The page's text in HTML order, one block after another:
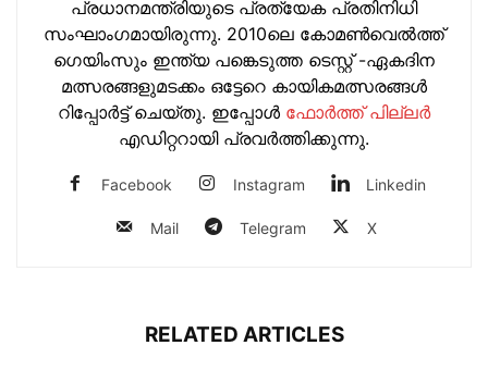
പ്രധാനമന്ത്രിയുടെ പ്രത്യേക പ്രതിനിധി
സംഘാംഗമായിരുന്നു. 2010ലെ കോമണ്‍വെല്‍ത്ത്
ഗെയിംസും ഇന്ത്യ പങ്കെടുത്ത ടെസ്റ്റ് -ഏകദിന
മത്സരങ്ങളുമടക്കം ഒട്ടേറെ കായികമത്സരങ്ങള്‍
റിപ്പോര്‍ട്ട് ചെയ്തു. ഇപ്പോള്‍ ഫോ‍ർത്ത് പില്ല‍ർ
എഡിറ്ററായി പ്രവ‍ർത്തിക്കുന്നു.
Facebook Instagram Linkedin
Mail Telegram X
RELATED ARTICLES